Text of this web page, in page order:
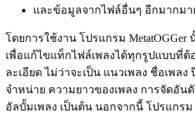
และข้อมูลจากไฟล์อื่นๆ อีกมากมา
โดยการใช้งาน โปรแกรม
เพื่อแก้ไขแท็กไฟล์เพลงได้ทุกรูปแบบที่ต้
ละเอียด ไม่ว่าจะเป็น แนวเพลง ชื่อเพลง
จำหน่าย ความยาวของเพลง การจัดอัน
อัลบั้มเพลง เป็นต้น นอกจากนี้ โปรแกรม